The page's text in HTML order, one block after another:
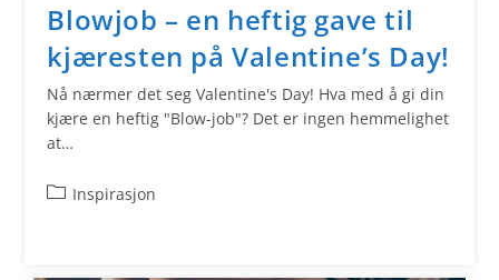
Blowjob – en heftig gave til
kjæresten på Valentine’s Day!
Nå nærmer det seg Valentine's Day! Hva med å gi din
kjære en heftig "Blow-job"? Det er ingen hemmelighet
at…
Inspirasjon